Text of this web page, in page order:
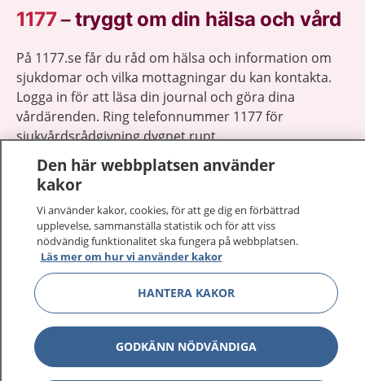
1177–tryggt om din hälsa och vård
På 1177.se får du råd om hälsa och information om
sjukdomar och vilka mottagningar du kan kontakta.
Logga in för att läsa din journal och göra dina
vårdärenden. Ring telefonnummer 1177 för
sjukvårdsrådgivning dygnet runt.
1177 ger dig råd när du vill må bättre.
1177 på flera språk
Om 1177 Visa
Kontakt Visa
Den här webbplatsen använder
kakor
Vi använder kakor, cookies, för att ge dig en förbättrad
upplevelse, sammanställa statistik och för att viss
nödvändig funktionalitet ska fungera på webbplatsen.
Läs mer om hur vi använder kakor
HANTERA KAKOR
GODKÄNN NÖDVÄNDIGA